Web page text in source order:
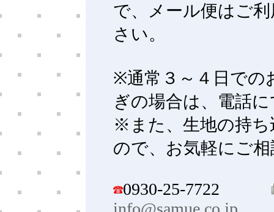
で、メール便はご
さい。
※通常３～４日での
ぎの場合は、電話
※また、生地の持
ので、お気軽にご
0930-25-7722